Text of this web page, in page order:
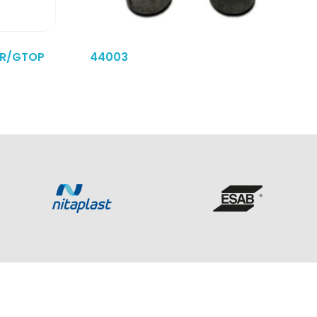
GTOP 44003